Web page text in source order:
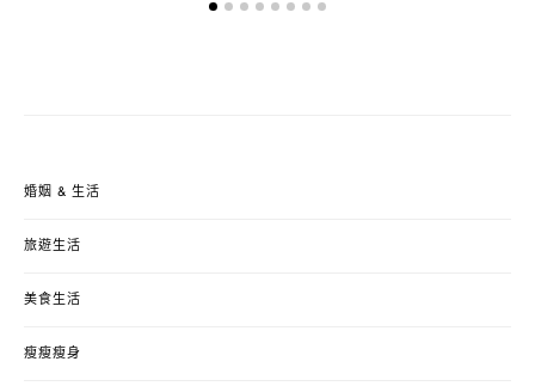
婚姻 & 生活
旅遊生活
美食生活
瘦瘦瘦身